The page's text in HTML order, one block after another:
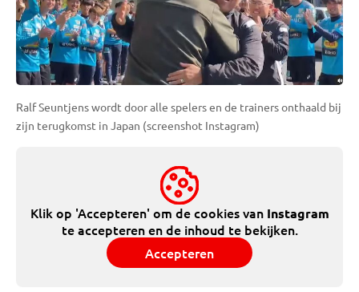
Ralf Seuntjens wordt door alle spelers en de trainers onthaald bij
zijn terugkomst in Japan (screenshot Instagram)
Klik op 'Accepteren' om de cookies van Instagram
te accepteren en de inhoud te bekijken.
Accepteren